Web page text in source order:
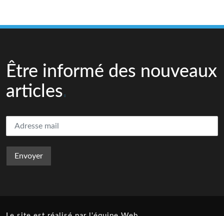
Être informé des nouveaux
articles